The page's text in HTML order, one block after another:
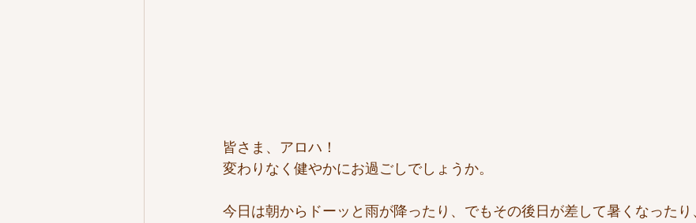
皆さま、アロハ！
変わりなく健やかにお過ごしでしょうか。
今日は朝からドーッと雨が降ったり、でもその後日が差して暑くなった